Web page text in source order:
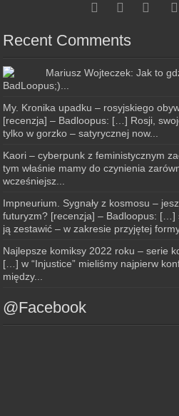
Recent Comments
Mariusz Wojteczek: Jak to
BadLoopus;)...
My. Kronika upadku – rosyjskiego
[recenzja] – Badloopus: […] Rosji,
tylko w gorzko – satyrycznej now...
Kaori – cyberpunk z feministycznym
tym właśnie mamy do czynienia
wcześniejsz...
Impneurium. Sygnały z kosmosu –
futuryzm? [recenzja] – Badloopus: […]
ją zestawić – w zakresie przyjętej
Najlepsze komiksy 2022 roku – serie
[…] w “Injustice” mieliśmy najpierw
między...
@Facebook